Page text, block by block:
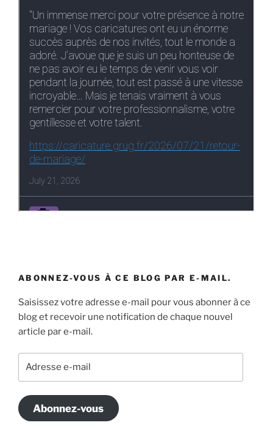
ABONNEZ-VOUS À CE BLOG PAR E-MAIL.
Saisissez votre adresse e-mail pour vous abonner à ce
blog et recevoir une notification de chaque nouvel
article par e-mail.
Abonnez-vous